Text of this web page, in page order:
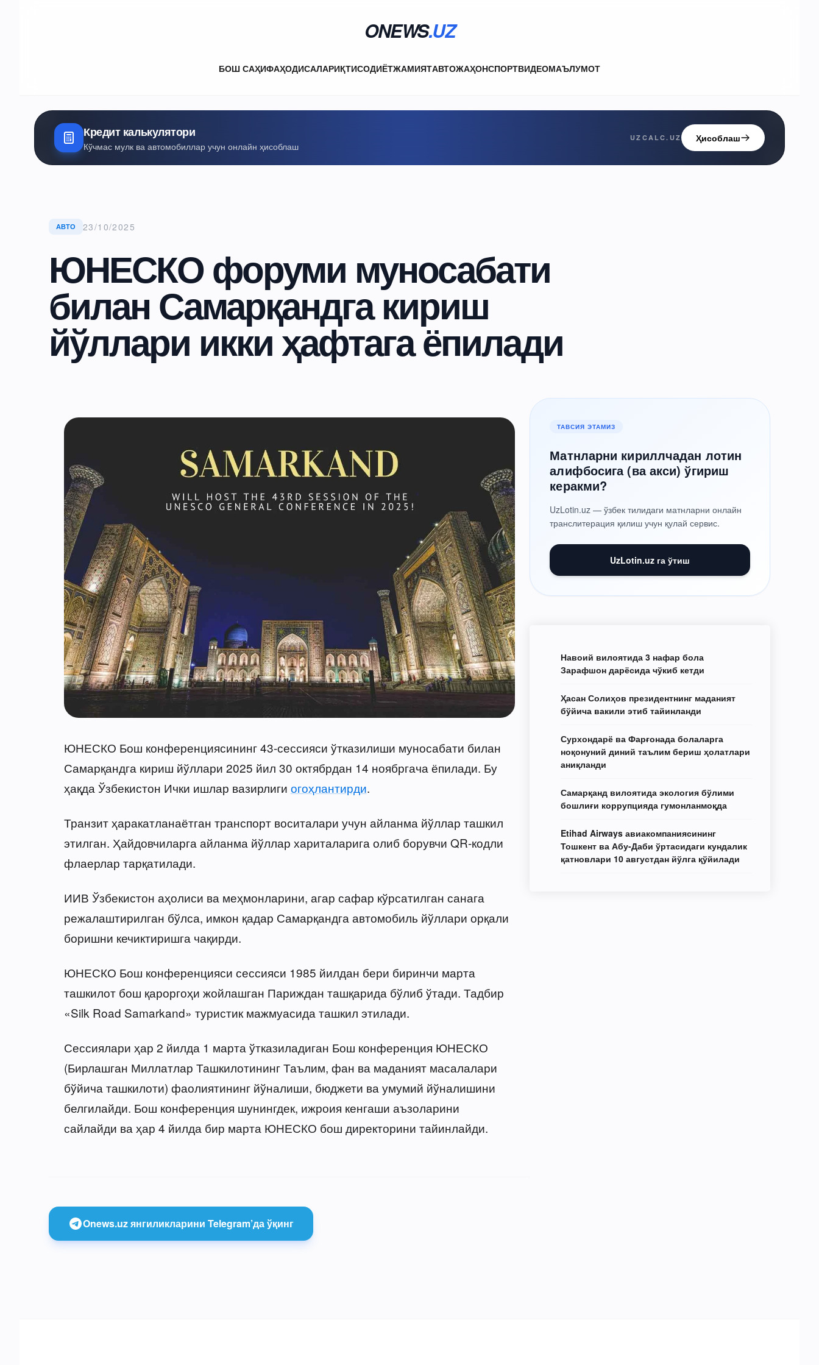
ONEWS.UZ
БОШ САҲИФАҲОДИСАЛАРИҚТИСОДИЁТЖАМИЯТАВТОЖАҲОНСПОРТВИДЕОМАЪЛУМОТ
Кредит калькулятори
Кўчмас мулк ва автомобиллар учун онлайн ҳисоблаш
UZCALC.UZ Ҳисоблаш
АВТО 23/10/2025
ЮНЕСКО форуми муносабати
билан Самарқандга кириш
йўллари икки ҳафтага ёпилади
ЮНЕСКО Бош конференциясининг 43-сессияси ўтказилиши муносабати билан
Самарқандга кириш йўллари 2025 йил 30 октябрдан 14 ноябргача ёпилади. Бу
ҳақда Ўзбекистон Ички ишлар вазирлиги огоҳлантирди.
Транзит ҳаракатланаётган транспорт воситалари учун айланма йўллар ташкил
этилган. Ҳайдовчиларга айланма йўллар хариталарига олиб борувчи QR-кодли
флаерлар тарқатилади.
ИИВ Ўзбекистон аҳолиси ва меҳмонларини, агар сафар кўрсатилган санага
режалаштирилган бўлса, имкон қадар Самарқандга автомобиль йўллари орқали
боришни кечиктиришга чақирди.
ЮНЕСКО Бош конференцияси сессияси 1985 йилдан бери биринчи марта
ташкилот бош қароргоҳи жойлашган Париждан ташқарида бўлиб ўтади. Тадбир
«Silk Road Samarkand» туристик мажмуасида ташкил этилади.
Сессиялари ҳар 2 йилда 1 марта ўтказиладиган Бош конференция ЮНЕСКО
(Бирлашган Миллатлар Ташкилотининг Таълим, фан ва маданият масалалари
бўйича ташкилоти) фаолиятининг йўналиши, бюджети ва умумий йўналишини
белгилайди. Бош конференция шунингдек, ижроия кенгаши аъзоларини
сайлайди ва ҳар 4 йилда бир марта ЮНЕСКО бош директорини тайинлайди.
Onews.uz янгиликларини Telegram’да ўқинг
ТАВСИЯ ЭТАМИЗ
Матнларни кириллчадан лотин
алифбосига (ва акси) ўгириш
керакми?
UzLotin.uz — ўзбек тилидаги матнларни онлайн
транслитерация қилиш учун қулай сервис.
UzLotin.uz га ўтиш
Навоий вилоятида 3 нафар бола
Зарафшон дарёсида чўкиб кетди
Ҳасан Солиҳов президентнинг маданият
бўйича вакили этиб тайинланди
Сурхондарё ва Фарғонада болаларга
ноқонуний диний таълим бериш ҳолатлари
аниқланди
Самарқанд вилоятида экология бўлими
бошлиғи коррупцияда гумонланмоқда
Etihad Airways авиакомпаниясининг
Тошкент ва Абу-Даби ўртасидаги кундалик
қатновлари 10 августдан йўлга қўйилади